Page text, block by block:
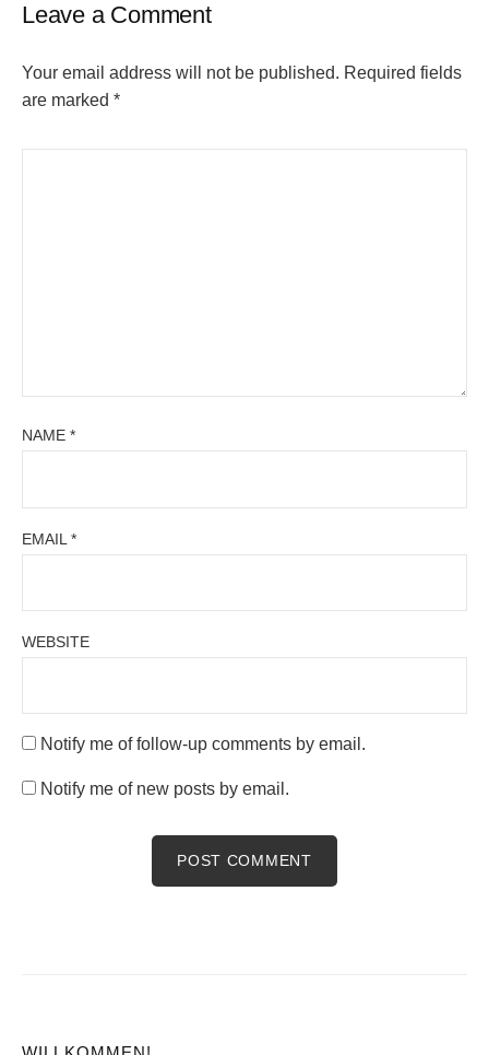
Leave a Comment
Your email address will not be published. Required fields
are marked *
NAME *
EMAIL *
WEBSITE
Notify me of follow-up comments by email.
Notify me of new posts by email.